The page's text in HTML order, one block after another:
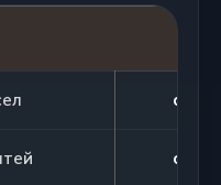
от
от